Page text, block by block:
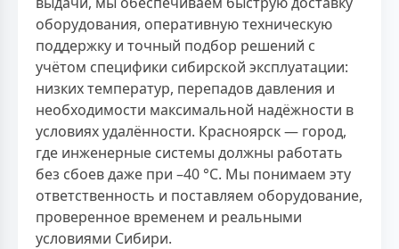
оборудования, оперативную техническую
поддержку и точный подбор решений с
учётом специфики сибирской эксплуатации:
низких температур, перепадов давления и
необходимости максимальной надёжности в
условиях удалённости. Красноярск — город,
где инженерные системы должны работать
без сбоев даже при –40 °C. Мы понимаем эту
ответственность и поставляем оборудование,
проверенное временем и реальными
условиями Сибири.